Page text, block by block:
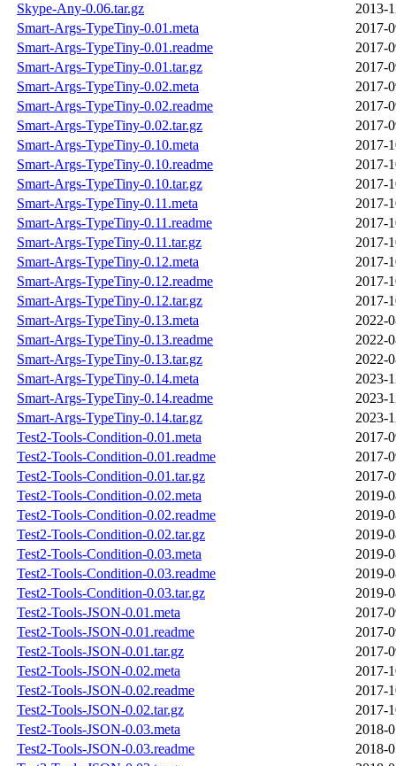
Skype-Any-0.06.tar.gz
2013-
Smart-Args-TypeTiny-0.01.meta
2017-
Smart-Args-TypeTiny-0.01.readme
2017-
Smart-Args-TypeTiny-0.01.tar.gz
2017-
Smart-Args-TypeTiny-0.02.meta
2017-
Smart-Args-TypeTiny-0.02.readme
2017-
Smart-Args-TypeTiny-0.02.tar.gz
2017-
Smart-Args-TypeTiny-0.10.meta
2017-
Smart-Args-TypeTiny-0.10.readme
2017-
Smart-Args-TypeTiny-0.10.tar.gz
2017-
Smart-Args-TypeTiny-0.11.meta
2017-
Smart-Args-TypeTiny-0.11.readme
2017-
Smart-Args-TypeTiny-0.11.tar.gz
2017-
Smart-Args-TypeTiny-0.12.meta
2017-
Smart-Args-TypeTiny-0.12.readme
2017-
Smart-Args-TypeTiny-0.12.tar.gz
2017-
Smart-Args-TypeTiny-0.13.meta
2022-
Smart-Args-TypeTiny-0.13.readme
2022-
Smart-Args-TypeTiny-0.13.tar.gz
2022-
Smart-Args-TypeTiny-0.14.meta
2023-
Smart-Args-TypeTiny-0.14.readme
2023-
Smart-Args-TypeTiny-0.14.tar.gz
2023-
Test2-Tools-Condition-0.01.meta
2017-
Test2-Tools-Condition-0.01.readme
2017-
Test2-Tools-Condition-0.01.tar.gz
2017-
Test2-Tools-Condition-0.02.meta
2019-
Test2-Tools-Condition-0.02.readme
2019-
Test2-Tools-Condition-0.02.tar.gz
2019-
Test2-Tools-Condition-0.03.meta
2019-
Test2-Tools-Condition-0.03.readme
2019-
Test2-Tools-Condition-0.03.tar.gz
2019-
Test2-Tools-JSON-0.01.meta
2017-
Test2-Tools-JSON-0.01.readme
2017-
Test2-Tools-JSON-0.01.tar.gz
2017-
Test2-Tools-JSON-0.02.meta
2017-
Test2-Tools-JSON-0.02.readme
2017-
Test2-Tools-JSON-0.02.tar.gz
2017-
Test2-Tools-JSON-0.03.meta
2018-
Test2-Tools-JSON-0.03.readme
2018-